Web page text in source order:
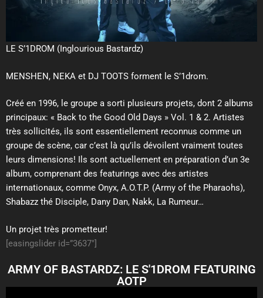
LE S’1DROM (Inglourious Bastardz)
MENSHEN, NEKA et DJ TOOTS forment le S’1drom.
Créé en 1996, le groupe a sorti plusieurs projets, dont 2 albums
principaux: « Back to the Good Old Days » Vol. 1 & 2. Artistes
très sollicités, ils sont essentiellement reconnus comme un
groupe de scène, car c’est là qu’ils dévoilent vraiment toutes
leurs dimensions! Ils sont actuellement en préparation d’un 3e
album, comprenant des featurings avec des artistes
internationaux, comme Onyx, A.O.T.P. (Army of the Pharaohs),
Shabazz thé Disciple, Dany Dan, Nakk, La Rumeur…
Un projet très prometteur!
[easingslider id=”3637″]
ARMY OF BASTARDZ: LE S'1DROM FEATURING
AOTP